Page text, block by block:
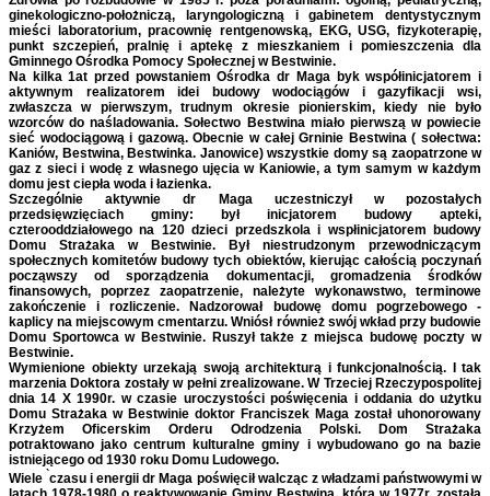
ginekologiczno-położniczą, laryngologiczną i gabinetem dentystycznym
mieści laboratorium, pracownię rentgenowską, EKG, USG, fizykoterapię,
punkt szczepień, pralnię i aptekę z mieszkaniem i pomieszczenia dla
Gminnego Ośrodka Pomocy Społecznej w Bestwinie.
Na kilka 1at przed powstaniem Ośrodka dr Maga byk współinicjatorem i
aktywnym realizatorem idei budowy wodociągów i gazyfikacji wsi,
zwłaszcza w pierwszym, trudnym okresie pionierskim, kiedy nie było
wzorców do naśladowania. Sołectwo Bestwina miało pierwszą w powiecie
sieć wodociągową i gazową. Obecnie w całej Grninie Bestwina ( sołectwa:
Kaniów, Bestwina, Bestwinka. Janowice) wszystkie domy są zaopatrzone w
gaz z sieci i wodę z własnego ujęcia w Kaniowie, a tym samym w każdym
domu jest ciepła woda i łazienka.
Szczególnie aktywnie dr Maga uczestniczył w pozostałych
przedsięwzięciach gminy: był inicjatorem budowy apteki,
czterooddziałowego na 120 dzieci przedszkola i wspłinicjatorem budowy
Domu Strażaka w Bestwinie. Był niestrudzonym przewodniczącym
społecznych komitetów budowy tych obiektów, kierując całością poczynań
począwszy od sporządzenia dokumentacji, gromadzenia środków
finansowych, poprzez zaopatrzenie, należyte wykonawstwo, terminowe
zakończenie i rozliczenie. Nadzorował budowę domu pogrzebowego -
kaplicy na miejscowym cmentarzu. Wniósł również swój wkład przy budowie
Domu Sportowca w Bestwinie. Ruszył także z miejsca budowę poczty w
Bestwinie.
Wymienione obiekty urzekają swoją architekturą i funkcjonalnością. I tak
marzenia Doktora zostały w pełni zrealizowane. W Trzeciej Rzeczypospolitej
dnia 14 X 1990r. w czasie uroczystości poświęcenia i oddania do użytku
Domu Strażaka w Bestwinie doktor Franciszek Maga został uhonorowany
Krzyżem Oficerskim Orderu Odrodzenia Polski. Dom Strażaka
potraktowano jako centrum kulturalne gminy i wybudowano go na bazie
istniejącego od 1930 roku Domu Ludowego.
Wiele `czasu i energii dr Maga poświęcił walcząc z władzami państwowymi w